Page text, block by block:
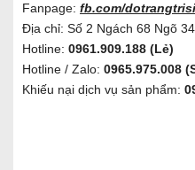
Fanpage: fb.com/
Địa chỉ: Số 2 Ngách 68 Ngõ
Hotline: 0961.909.188 (Lẻ)
Hotline / Zalo: 0965.975.008
Khiếu nại dịch vụ sản phẩm: